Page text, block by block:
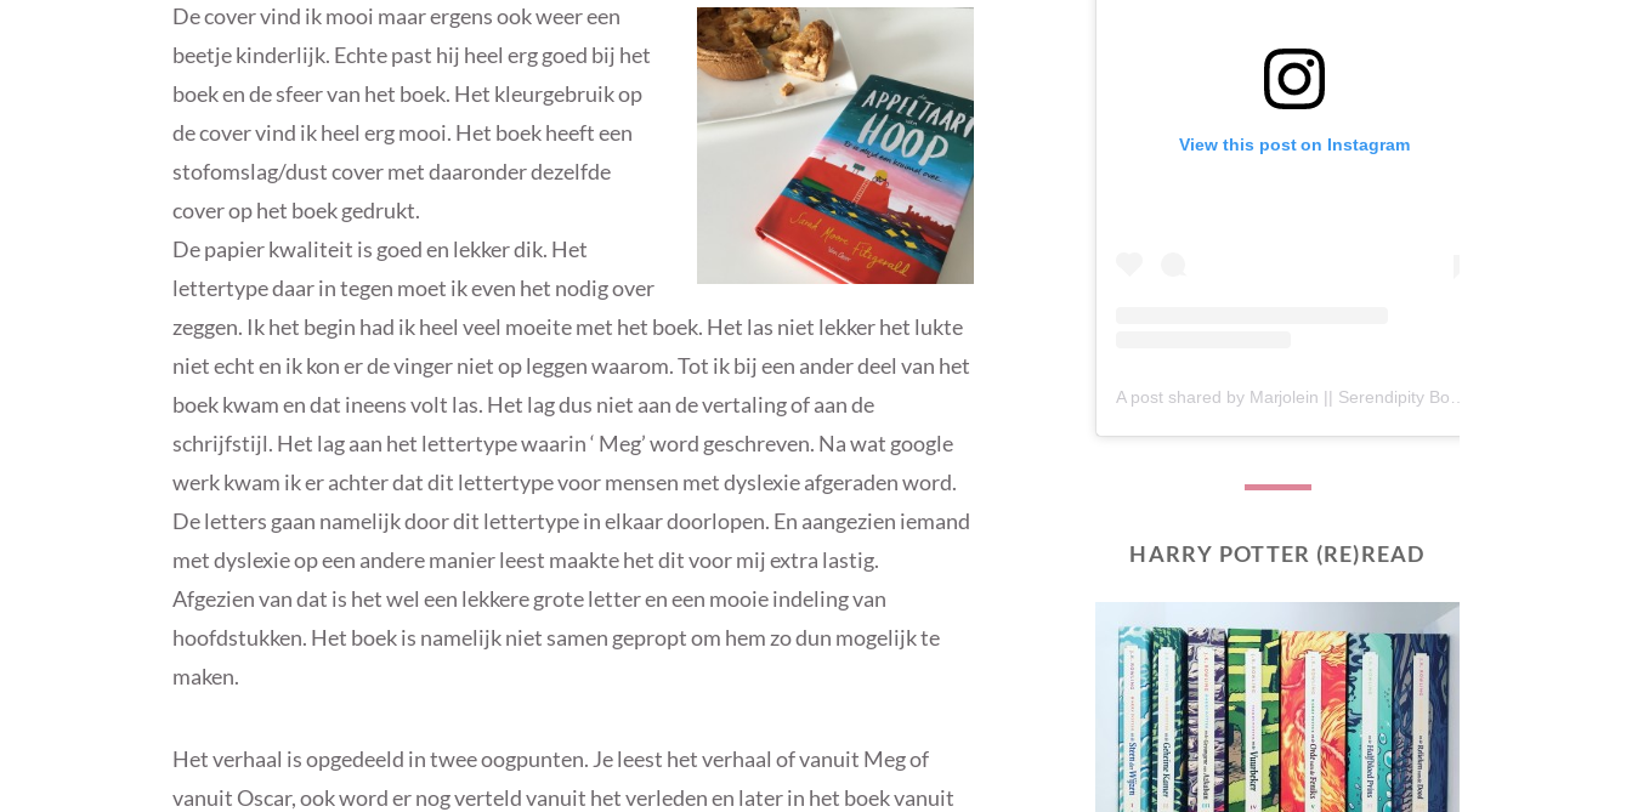
De cover vind ik mooi maar ergens ook weer een
beetje kinderlijk. Echte past hij heel erg goed bij het
boek en de sfeer van het boek. Het kleurgebruik op
de cover vind ik heel erg mooi. Het boek heeft een
stofomslag/dust cover met daaronder dezelfde
cover op het boek gedrukt.
De papier kwaliteit is goed en lekker dik. Het
lettertype daar in tegen moet ik even het nodig over
zeggen. Ik het begin had ik heel veel moeite met het boek. Het las niet lekker het lukte
niet echt en ik kon er de vinger niet op leggen waarom. Tot ik bij een ander deel van het
boek kwam en dat ineens volt las. Het lag dus niet aan de vertaling of aan de
schrijfstijl. Het lag aan het lettertype waarin ‘ Meg’ word geschreven. Na wat google
werk kwam ik er achter dat dit lettertype voor mensen met dyslexie afgeraden word.
De letters gaan namelijk door dit lettertype in elkaar doorlopen. En aangezien iemand
met dyslexie op een andere manier leest maakte het dit voor mij extra lastig.
Afgezien van dat is het wel een lekkere grote letter en een mooie indeling van
hoofdstukken. Het boek is namelijk niet samen gepropt om hem zo dun mogelijk te
maken.
Het verhaal is opgedeeld in twee oogpunten. Je leest het verhaal of vanuit Meg of
vanuit Oscar, ook word er nog verteld vanuit het verleden en later in het boek vanuit
View this post on Instagram
HARRY POTTER (RE)READ